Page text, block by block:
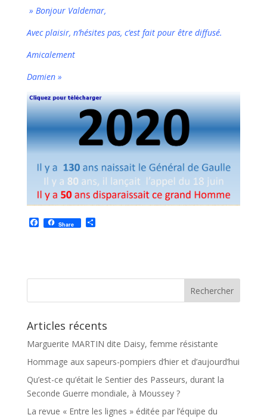
» Bonjour Valdemar,
Avec plaisir, n’hésites pas, c’est fait pour être diffusé.
Amicalement
Damien »
F
a
o
Share P
e
Articles récents
Marguerite MARTIN dite Daisy, femme résistante
Hommage aux sapeurs-pompiers d’hier et d’aujourd’hui
Qu’est-ce qu’était le Sentier des Passeurs, durant la
Seconde Guerre mondiale, à Moussey ?
La revue « Entre les lignes » éditée par l’équipe du